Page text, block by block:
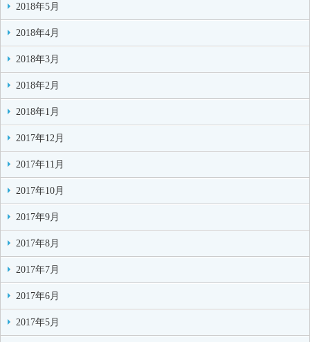
2018年5月
2018年4月
2018年3月
2018年2月
2018年1月
2017年12月
2017年11月
2017年10月
2017年9月
2017年8月
2017年7月
2017年6月
2017年5月